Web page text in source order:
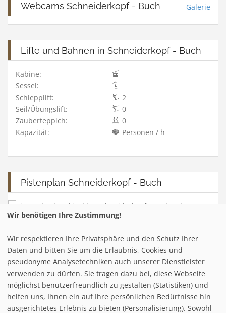
Webcams Schneiderkopf - Buch Galerie
Lifte und Bahnen in Schneiderkopf - Buch
Kabine:
Sessel:
Schlepplift:
2
Seil/Übungslift:
0
Zauberteppich:
0
Kapazität:
Personen / h
Pistenplan Schneiderkopf - Buch
Infrastuktur Schneiderkopf - Buch
Loipe/Langlauf:
Snow tubing:
Eislaufen:
Rodelbahn:
Wir benötigen Ihre Zustimmung!
Wir respektieren Ihre Privatsphäre und den Schutz Ihrer
Daten und bitten Sie um die Erlaubnis, Cookies und
pseudonyme Analysetechniken auch unserer Dienstleister
verwenden zu dürfen. Sie tragen dazu bei, diese Webseite
möglichst benutzerfreundlich zu gestalten (Statistiken) und
helfen uns, Ihnen ein auf Ihre persönlichen Bedürfnisse hin
ausgerichtetes Erlebnis zu bieten (Personalisierung). Sowohl